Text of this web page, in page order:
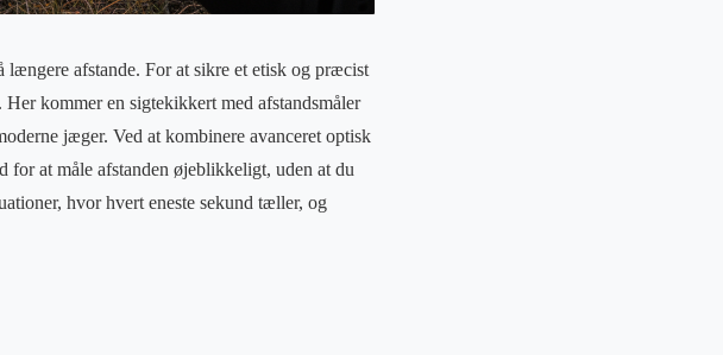
afstande. For at sikre et etisk og præcist
kommer en sigtekikkert med afstandsmåler
jæger. Ved at kombinere avanceret optisk
for at måle afstanden øjeblikkeligt, uden at du
hvor hvert eneste sekund tæller, og